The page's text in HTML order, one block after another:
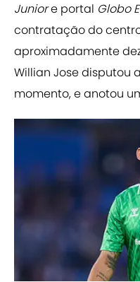
Juniore portal Globo
contratação do
aproximadamente
Willian Jose disputou
momento, e anotou